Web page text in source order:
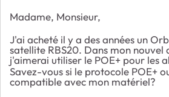
Madame, Monsieur,
J'ai acheté il y a des années un
satellite RBS20. Dans mon
j'aimerai utiliser le POE+ pour les
Savez-vous si le protocole POE+
compatible avec mon matériel?